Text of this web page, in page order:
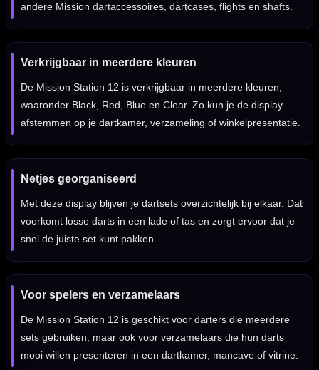
andere Mission dartaccessoires, dartcases, flights en shafts.
Verkrijgbaar in meerdere kleuren
De Mission Station 12 is verkrijgbaar in meerdere kleuren,
waaronder Black, Red, Blue en Clear. Zo kun je de display
afstemmen op je dartkamer, verzameling of winkelpresentatie.
Netjes georganiseerd
Met deze display blijven je dartsets overzichtelijk bij elkaar. Dat
voorkomt losse darts in een lade of tas en zorgt ervoor dat je
snel de juiste set kunt pakken.
Voor spelers en verzamelaars
De Mission Station 12 is geschikt voor darters die meerdere
sets gebruiken, maar ook voor verzamelaars die hun darts
mooi willen presenteren in een dartkamer, mancave of vitrine.